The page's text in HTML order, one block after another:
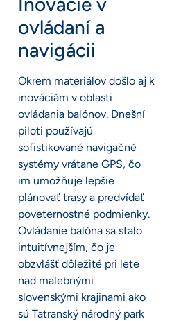
ovládaní a
navigácii
Okrem materiálov došlo aj k
inováciám v oblasti
ovládania balónov. Dnešní
piloti používajú
sofistikované navigačné
systémy vrátane GPS, čo
im umožňuje lepšie
plánovať trasy a predvídať
poveternostné podmienky.
Ovládanie balóna sa stalo
intuitívnejším, čo je
obzvlášť dôležité pri lete
nad malebnými
slovenskými krajinami ako
sú Tatranský národný park